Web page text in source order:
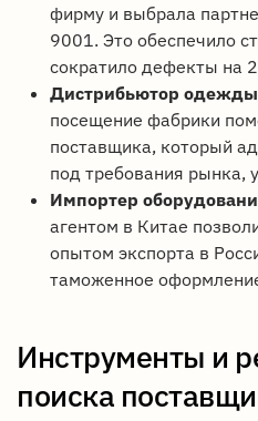
фирму и выбрала
9001. Это обеспечило
сократило дефекты на
Дистрибьютор
посещение фабрики
поставщика, который
под требования рынка,
Импортер
агентом в Китае
опытом экспорта в
таможенное
Инструменты и
поиска